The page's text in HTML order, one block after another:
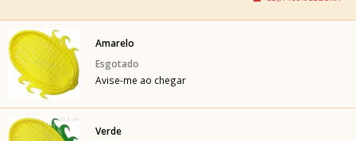
Amarelo
Avise-me ao chegar
Verde